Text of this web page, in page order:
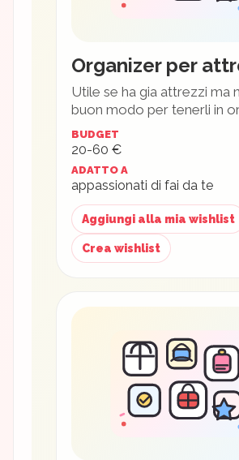
Organizer per
Utile se ha gia attrezzi ma
buon modo per tenerli in
BUDGET
20-60 €
ADATTO A
appassionati di fai da te
Aggiungi alla mia wishlist
Crea wishlist